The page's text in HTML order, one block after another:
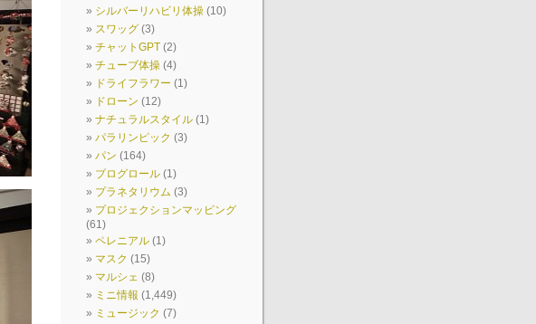
シルバーリハビリ体操 (10)
スワッグ (3)
チャットGPT (2)
チューブ体操 (4)
ドライフラワー (1)
ドローン (12)
ナチュラルスタイル (1)
パラリンピック (3)
パン (164)
ブログロール (1)
プラネタリウム (3)
プロジェクションマッピング
(61)
ペレニアル (1)
マスク (15)
マルシェ (8)
ミニ情報 (1,449)
ミュージック (7)